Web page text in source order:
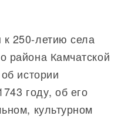
250-летию села
района Камчатской
истории
году, об его
культурном